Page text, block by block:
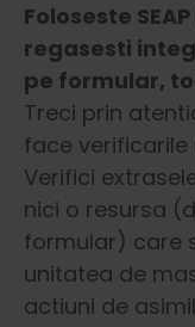
Foloseste
regasesti
pe formular,
Treci prin
face verificarile
Verifici
nici o resursa
formular) care
unitatea de
actiuni de